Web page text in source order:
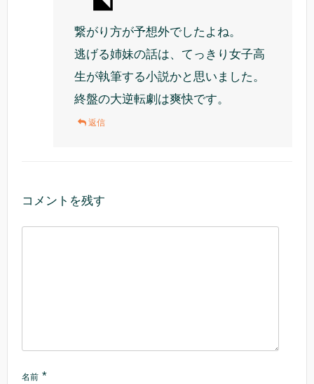
繋がり方が予想外でしたよね。
逃げる姉妹の話は、てっきり女子高
生が執筆する小説かと思いました。
終盤の大逆転劇は爽快です。
返信
コメントを残す
名前 *